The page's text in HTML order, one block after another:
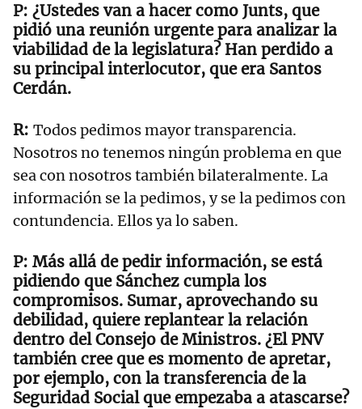
¿Ustedes van a hacer como Junts, que
pidió una reunión urgente para analizar la
viabilidad de la legislatura? Han perdido a
su principal interlocutor, que era Santos
Cerdán.
Todos pedimos mayor transparencia.
Nosotros no tenemos ningún problema en que
sea con nosotros también bilateralmente. La
información se la pedimos, y se la pedimos con
contundencia. Ellos ya lo saben.
Más allá de pedir información, se está
pidiendo que Sánchez cumpla los
compromisos. Sumar, aprovechando su
debilidad, quiere replantear la relación
dentro del Consejo de Ministros. ¿El PNV
también cree que es momento de apretar,
por ejemplo, con la transferencia de la
Seguridad Social que empezaba a atascarse?